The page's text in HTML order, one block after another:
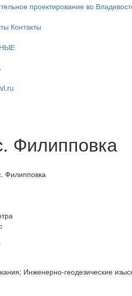
Контакты
Филипповка
Филипповка
Инженерно-геодезические